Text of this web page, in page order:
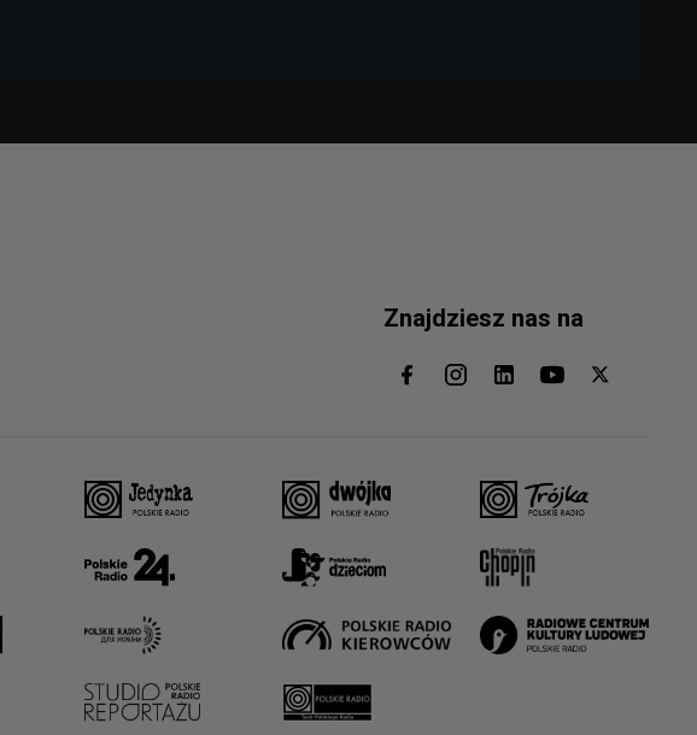
Znajdziesz nas na